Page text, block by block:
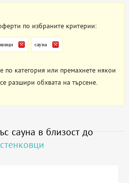
по избраните критерии:
сауна
по категория или премахнете някои
разшири обхвата на търсене.
сауна в близост до